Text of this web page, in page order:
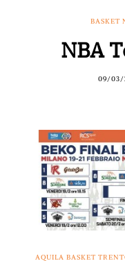
BASKET
NBA
09/03/
AQUILA BASKET